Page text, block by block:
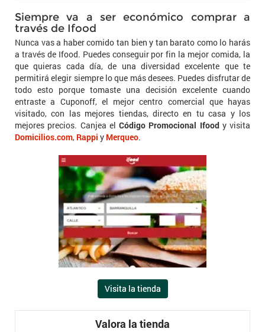
Siempre va a ser económico comprar a
través de Ifood
Nunca vas a haber comido tan bien y tan barato como lo harás
a través de Ifood. Puedes conseguir por fin la mejor comida, la
que quieras cada día, de una diversidad excelente que te
permitirá elegir siempre lo que más desees. Puedes disfrutar de
todo esto porque tomaste una decisión excelente cuando
entraste a Cuponoff, el mejor centro comercial que hayas
visitado, con las mejores tiendas, directo en tu casa y los
mejores precios. Canjea el Código Promocional Ifoody visita
Domicilios.com, Rappi y Merqueo.
Visita la tienda
Valora la tienda